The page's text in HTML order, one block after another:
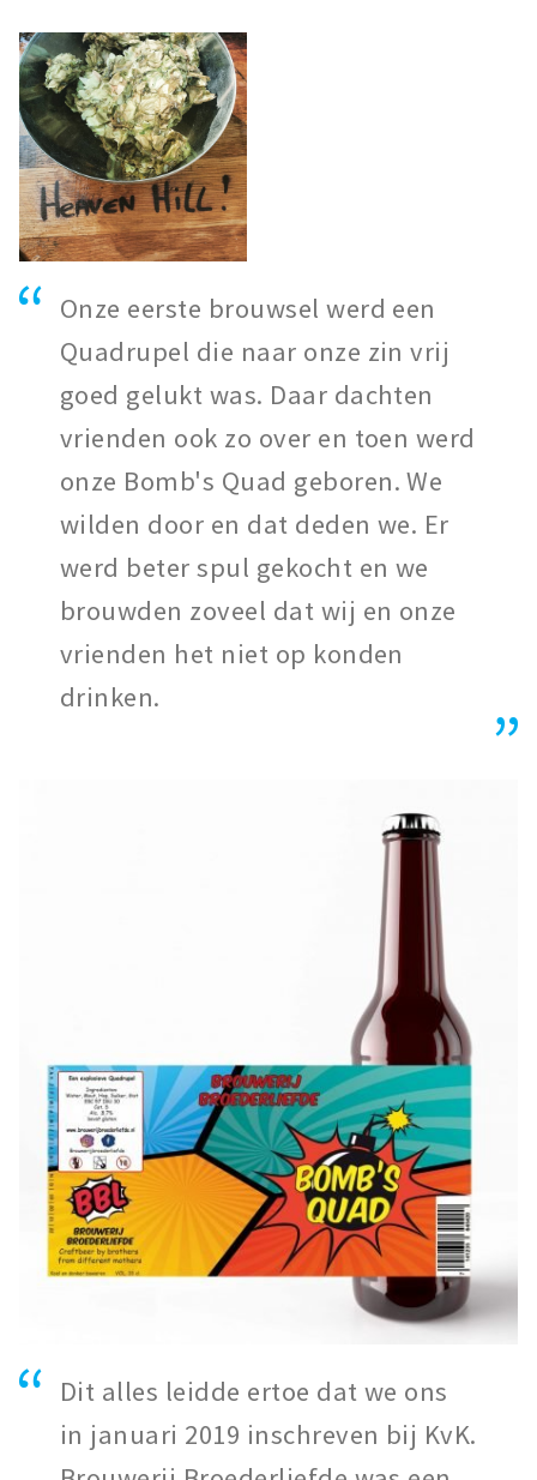
Onze eerste brouwsel werd een
Quadrupel die naar onze zin vrij
goed gelukt was. Daar dachten
vrienden ook zo over en toen werd
onze Bomb's Quad geboren. We
wilden door en dat deden we. Er
werd beter spul gekocht en we
brouwden zoveel dat wij en onze
vrienden het niet op konden
drinken.
Dit alles leidde ertoe dat we ons
in januari 2019 inschreven bij KvK.